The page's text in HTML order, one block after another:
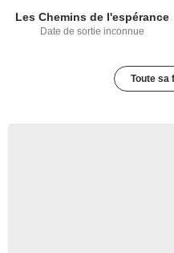
Les Chemins de l'espérance
Date de sortie inconnue
Toute sa